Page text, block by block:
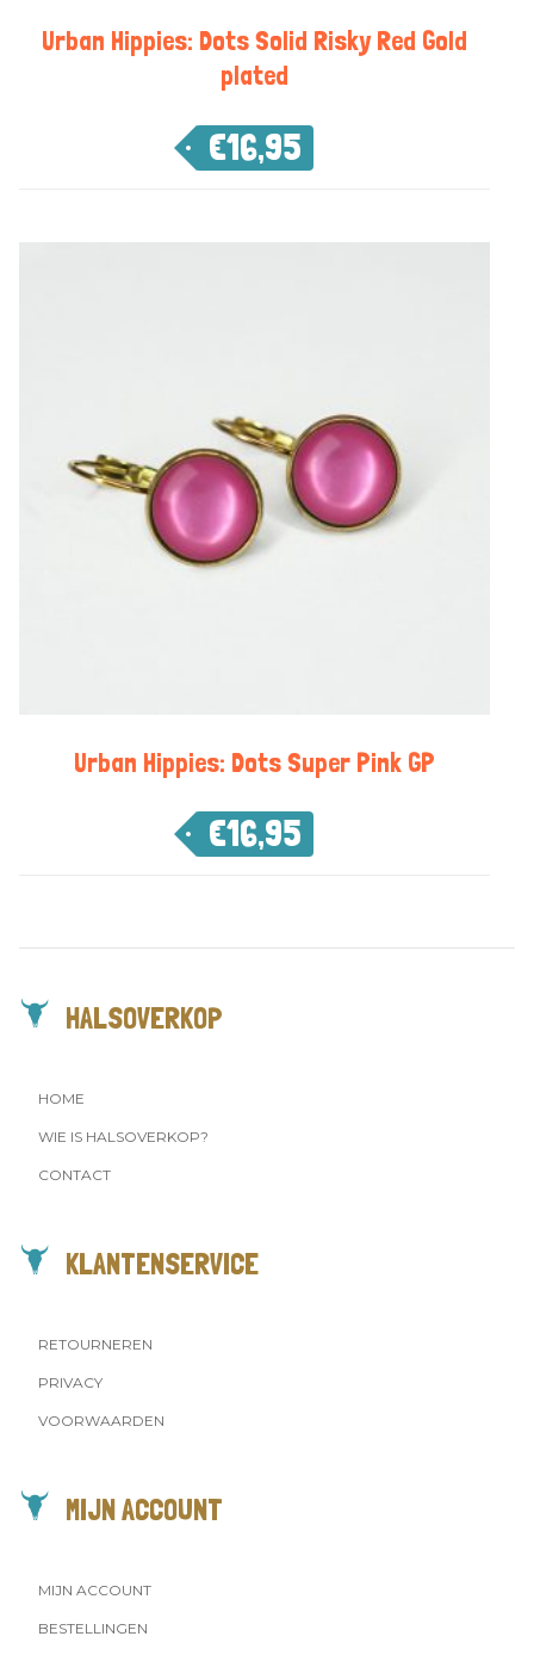
Urban Hippies: Dots Solid Risky Red Gold
plated
€16,95
Urban Hippies: Dots Super Pink GP
€16,95
HALSOVERKOP
HOME
WIE IS HALSOVERKOP?
CONTACT
KLANTENSERVICE
RETOURNEREN
PRIVACY
VOORWAARDEN
MIJN ACCOUNT
MIJN ACCOUNT
BESTELLINGEN